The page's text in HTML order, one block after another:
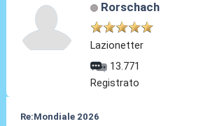
Rorschach
Lazionetter
13.771
Registrato
Re:Mondiale 2026